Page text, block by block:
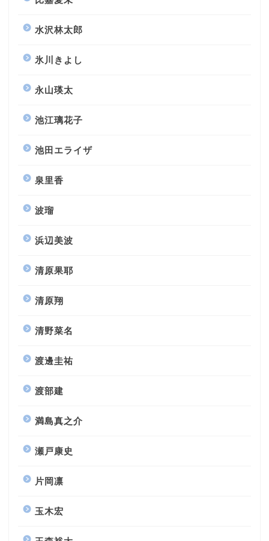
水沢林太郎
氷川きよし
永山瑛太
池江璃花子
池田エライザ
泉里香
波瑠
浜辺美波
清原果耶
清原翔
清野菜名
渡邊圭祐
渡部建
満島真之介
瀬戸康史
片岡凛
玉木宏